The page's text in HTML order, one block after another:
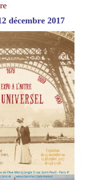
décembre 2017